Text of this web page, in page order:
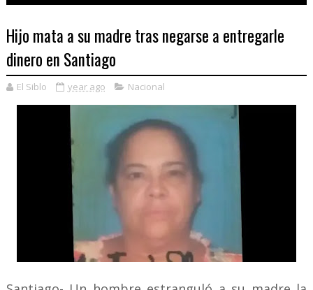
Hijo mata a su madre tras negarse a entregarle
dinero en Santiago
El Siblo year ago Nacional